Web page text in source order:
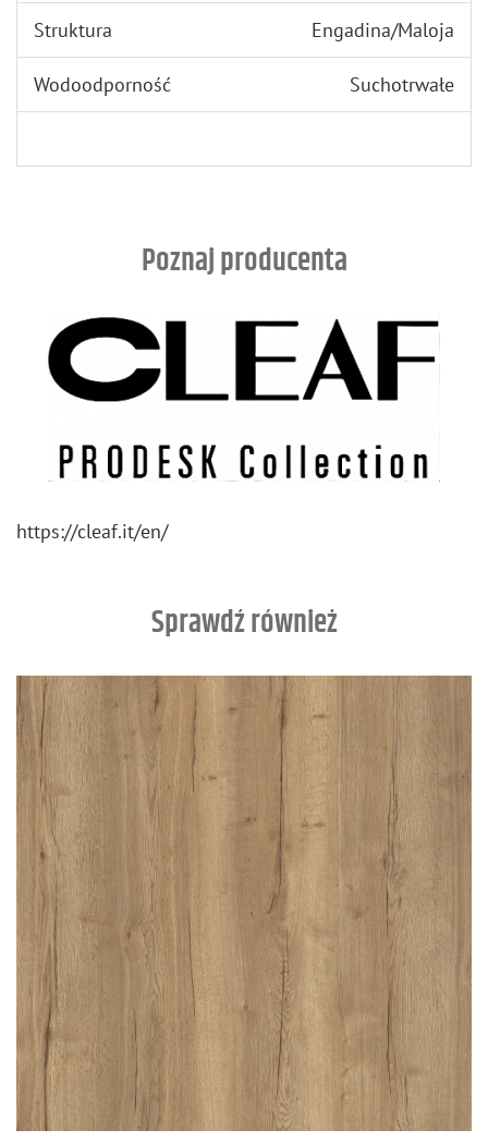
Struktura Engadina/Maloja
Wodoodporność Suchotrwałe
Poznaj producenta
https://​cleaf.​it/​en/
Sprawdź również